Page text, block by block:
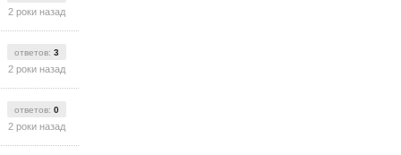
2 роки назад
ответов: 3
2 роки назад
ответов: 0
2 роки назад